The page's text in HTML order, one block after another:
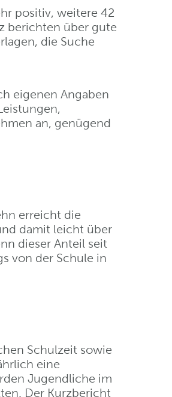
positiv, weitere 42
berichten über gute
die Suche
eigenen Angaben
an, genügend
erreicht die
damit leicht über
dieser Anteil seit
von der Schule in
Schulzeit sowie
eine
Jugendliche im
Der Kurzbericht